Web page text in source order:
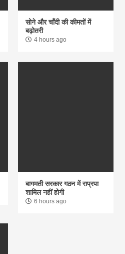
सोने और चाँदी की कीमतों में
बढ़ोतरी
4 hours ago
बागमती सरकार गठन में राप्रपा
शामिल नहीं होगी
6 hours ago